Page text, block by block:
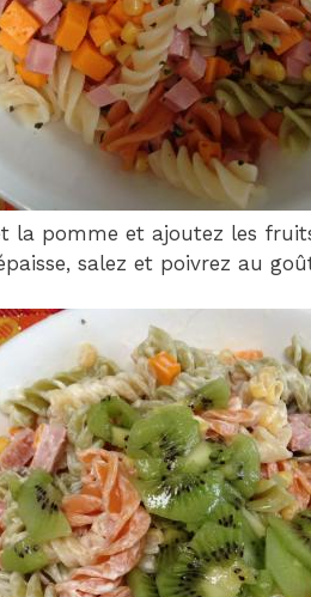
la pomme et ajoutez les
salez et poivrez au